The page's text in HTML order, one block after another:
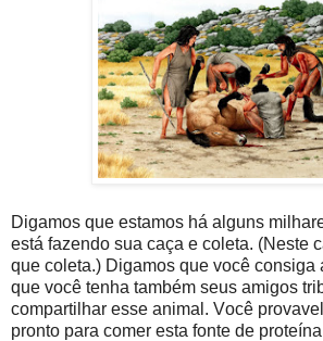
Digamos que estamos há alguns
está fazendo sua caça e coleta. (Neste
que coleta.) Digamos que você consiga
que você tenha também seus amigos
compartilhar esse animal. Você
pronto para comer esta fonte de